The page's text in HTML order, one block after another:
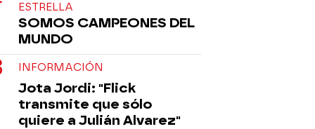
ESTRELLA
SOMOS CAMPEONES DEL
MUNDO
INFORMACIÓN
Jota Jordi: "Flick
transmite que sólo
quiere a Julián Alvarez"